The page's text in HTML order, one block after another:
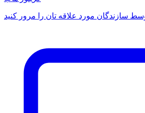
سازندگان مورد علاقه تان را مرور کنید